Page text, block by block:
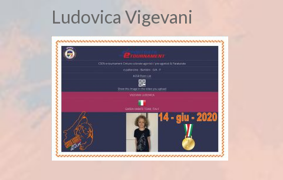
Ludovica Vigevani